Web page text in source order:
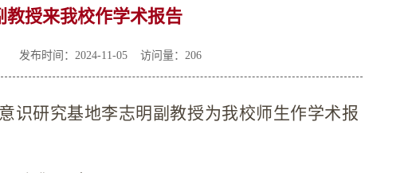
教授来我校作学术报告
发布时间：2024-11-05 访问量： 206
识研究基地李志明副教授为我校师生作学术报